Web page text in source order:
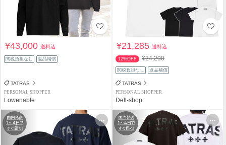
¥43,000送料込
関税負担なし 返品補償
TATRAS
PERSONAL SHOPPER
Lowenable
¥21,285送料込
12%OFF ¥24,200
関税負担なし 返品補償
TATRAS
PERSONAL SHOPPER
Dell-shop